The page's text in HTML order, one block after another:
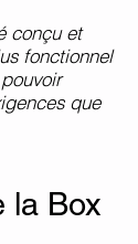
conçu et
fonctionnel
que
la Box